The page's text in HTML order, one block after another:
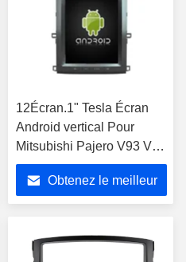
12Écran.1" Tesla Écran
Android vertical Pour
Mitsubishi Pajero V93 V97
V98 2012-2015
Multimédia pour voiture
Stéréo GPS Lecteur de jeu
Obtenez le meilleur